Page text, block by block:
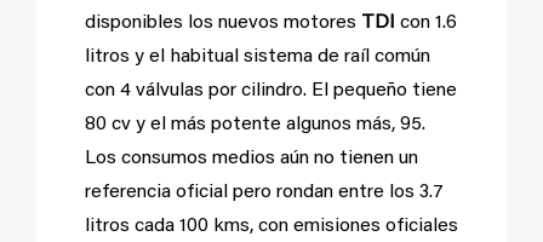
disponibles los nuevos motores TDI con 1.6
litros y el habitual sistema de raíl común
con 4 válvulas por cilindro. El pequeño tiene
80 cv y el más potente algunos más, 95.
Los consumos medios aún no tienen un
referencia oficial pero rondan entre los 3.7
litros cada 100 kms, con emisiones oficiales